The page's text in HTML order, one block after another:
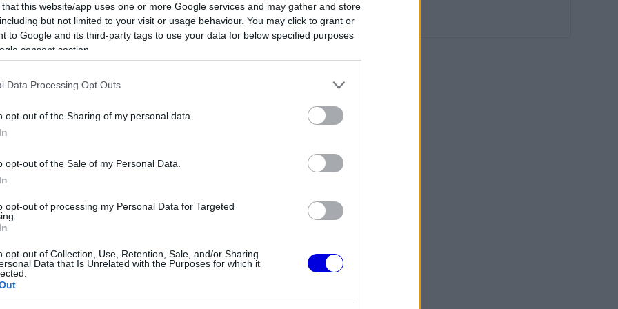
that this website/app uses one or more Google services and may gather and store
but not limited to your visit or usage behaviour. You may click to grant or
to Google and its third-party tags to use your data for below specified purposes
consent section.
Data Processing Opt Outs
opt-out of the Sharing of my personal data.
opt-out of the Sale of my Personal Data.
opt-out of processing my Personal Data for Targeted
opt-out of Collection, Use, Retention, Sale, and/or Sharing
Data that Is Unrelated with the Purposes for which it
hozott számára Hamilton mellett az
baj az Aston
elhagyja-e a Forma-1-et